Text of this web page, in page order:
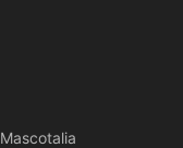
Mascotalia